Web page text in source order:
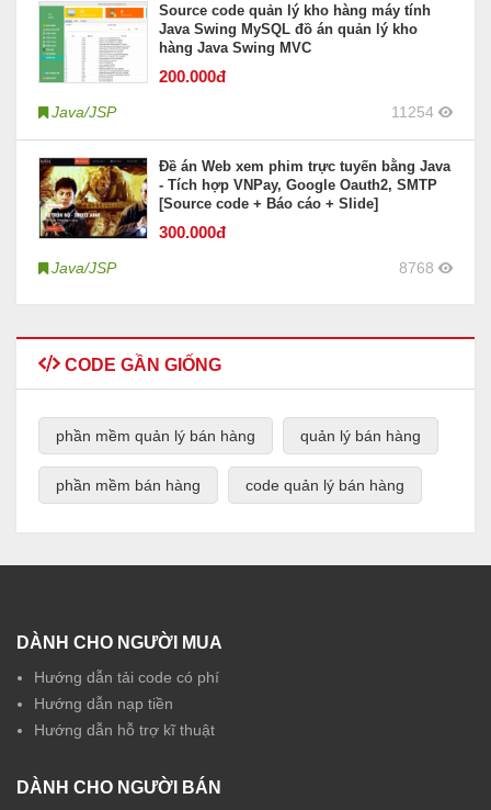
Source code quản lý kho hàng máy tính
Java Swing MySQL đồ án quản lý kho
hàng Java Swing MVC
200.000đ
Java/JSP 11254
Đề án Web xem phim trực tuyến bằng Java
- Tích hợp VNPay, Google Oauth2, SMTP
[Source code + Báo cáo + Slide]
300.000đ
Java/JSP 8768
CODE GẦN GIỐNG
phần mềm quản lý bán hàng quản lý bán hàng
phần mềm bán hàng code quản lý bán hàng
DÀNH CHO NGƯỜI MUA
Hướng dẫn tải code có phí
Hướng dẫn nạp tiền
Hướng dẫn hỗ trợ kĩ thuật
DÀNH CHO NGƯỜI BÁN